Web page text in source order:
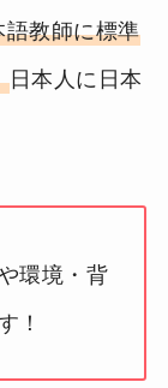
語教師に標準
日本人に日本
環境・背
！